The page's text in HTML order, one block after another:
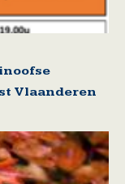
Vlaanderen